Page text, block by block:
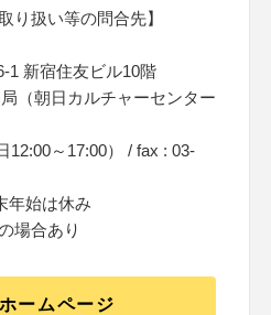
り扱い等の問合先】
1 新宿住友ビル10階
（朝日カルチャーセンター
12:00～17:00） / fax : 03-
年始は休み
場合あり
ームページ